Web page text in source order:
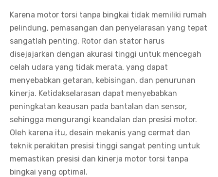
Karena motor torsi tanpa bingkai tidak memiliki rumah
pelindung, pemasangan dan penyelarasan yang tepat
sangatlah penting. Rotor dan stator harus
disejajarkan dengan akurasi tinggi untuk mencegah
celah udara yang tidak merata, yang dapat
menyebabkan getaran, kebisingan, dan penurunan
kinerja. Ketidakselarasan dapat menyebabkan
peningkatan keausan pada bantalan dan sensor,
sehingga mengurangi keandalan dan presisi motor.
Oleh karena itu, desain mekanis yang cermat dan
teknik perakitan presisi tinggi sangat penting untuk
memastikan presisi dan kinerja motor torsi tanpa
bingkai yang optimal.